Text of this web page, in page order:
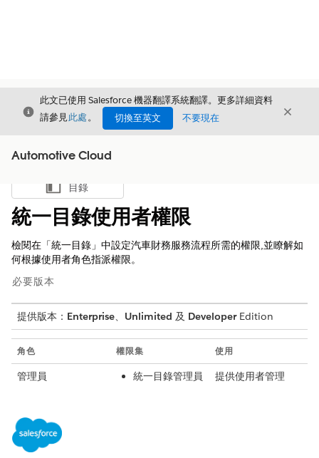
結束
此文已使用 Salesforce 機器翻譯系統翻譯。更多詳細資料
請參見此處。 切換至英文 不要現在 結束
Automotive Cloud
顯示目錄
目錄
統一目錄使用者權限
檢閱在「統一目錄」中設定汽車財務服務流程所需的權限,並瞭解如
何根據使用者角色指派權限。
必要版本
提供版本： Enterprise、 Unlimited 及 DeveloperEdition
角色 權限集 使用
管理員
統一目錄管理員
提供使用者管理